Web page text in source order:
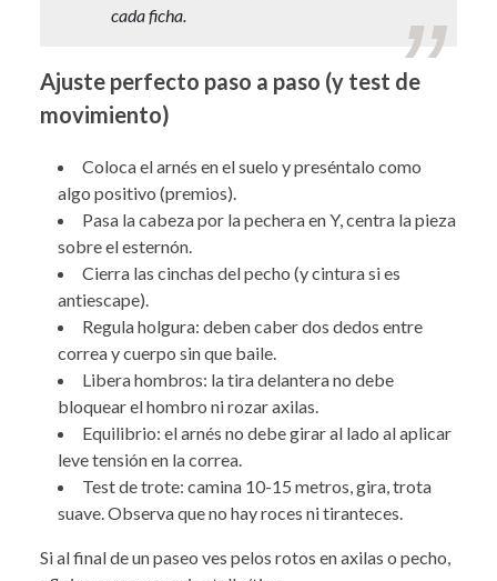
cada ficha.
Ajuste perfecto paso a paso (y test de
movimiento)
Coloca el arnés en el suelo y preséntalo como
algo positivo (premios).
Pasa la cabeza por la pechera en Y, centra la pieza
sobre el esternón.
Cierra las cinchas del pecho (y cintura si es
antiescape).
Regula holgura: deben caber dos dedos entre
correa y cuerpo sin que baile.
Libera hombros: la tira delantera no debe
bloquear el hombro ni rozar axilas.
Equilibrio: el arnés no debe girar al lado al aplicar
leve tensión en la correa.
Test de trote: camina 10-15 metros, gira, trota
suave. Observa que no hay roces ni tiranteces.
Si al final de un paseo ves pelos rotos en axilas o pecho,